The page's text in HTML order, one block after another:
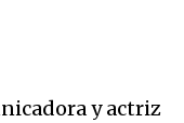
y actriz